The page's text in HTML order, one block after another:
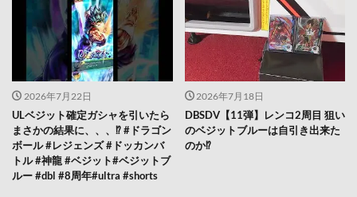
2026年7月22日
ULベジット確定ガシャを引いたら
まさかの結果に、、、⁉️ #ドラゴン
ボール #レジェンズ #ドッカンバ
トル #神龍 #ベジット#ベジットブ
ルー #dbl #8周年#ultra #shorts
2026年7月18日
DBSDV【11弾】レンコ2周目 狙い
のベジットブルーは自引き出来た
のか⁉️